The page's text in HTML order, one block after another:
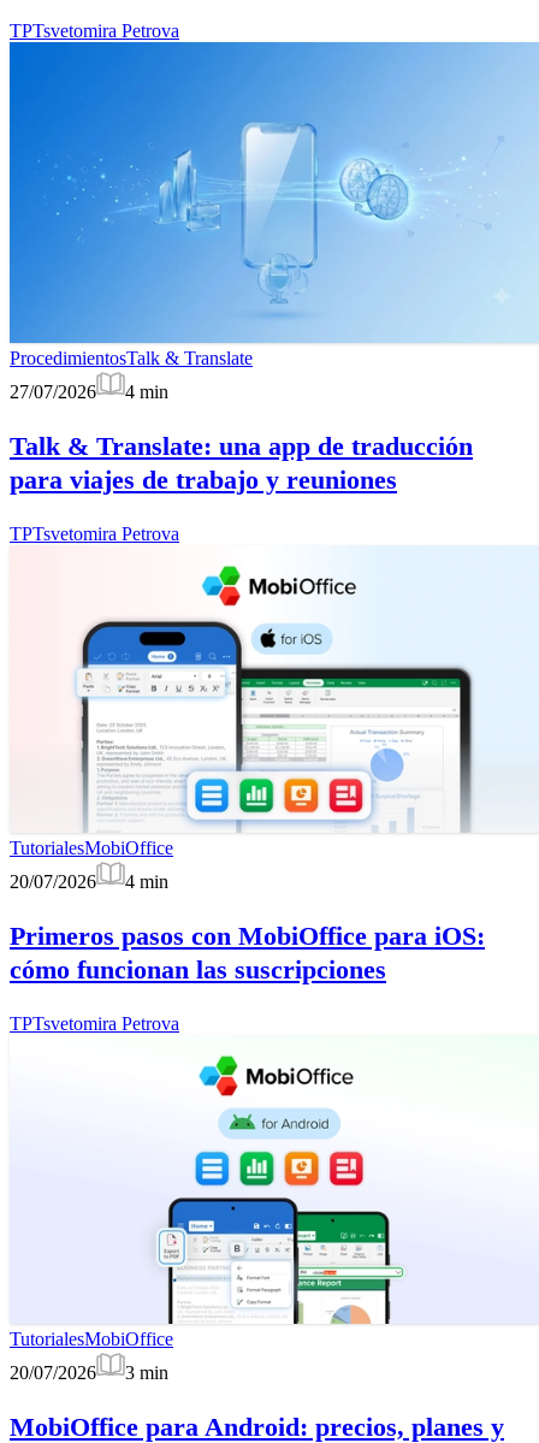
TPTsvetomira Petrova
ProcedimientosTalk & Translate
27/07/2026
4 min
Talk & Translate: una app de traducción
para viajes de trabajo y reuniones
TPTsvetomira Petrova
TutorialesMobiOffice
20/07/2026
4 min
Primeros pasos con MobiOffice para iOS:
cómo funcionan las suscripciones
TPTsvetomira Petrova
TutorialesMobiOffice
20/07/2026
3 min
MobiOffice para Android: precios, planes y